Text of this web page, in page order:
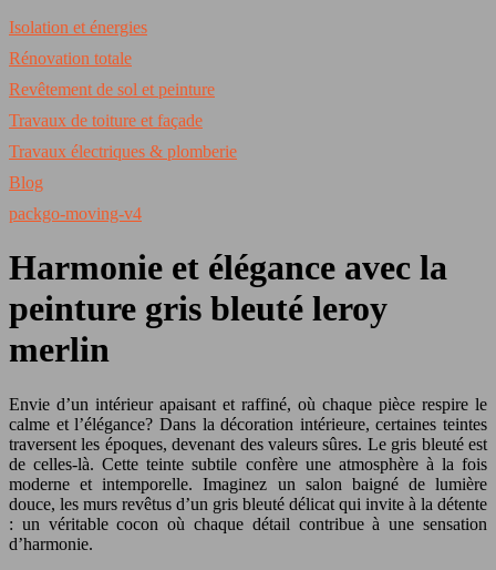
Isolation et énergies
Rénovation totale
Revêtement de sol et peinture
Travaux de toiture et façade
Travaux électriques & plomberie
Blog
packgo-moving-v4
Harmonie et élégance avec la
peinture gris bleuté leroy
merlin
Envie d’un intérieur apaisant et raffiné, où chaque pièce respire le
calme et l’élégance? Dans la décoration intérieure, certaines teintes
traversent les époques, devenant des valeurs sûres. Le gris bleuté est
de celles-là. Cette teinte subtile confère une atmosphère à la fois
moderne et intemporelle. Imaginez un salon baigné de lumière
douce, les murs revêtus d’un gris bleuté délicat qui invite à la détente
: un véritable cocon où chaque détail contribue à une sensation
d’harmonie.